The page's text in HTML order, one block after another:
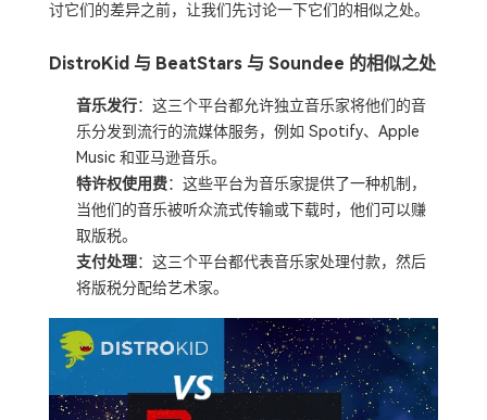
讨它们的差异之前，让我们先讨论一下它们的相似之处。
DistroKid 与 BeatStars 与 Soundee 的相似之处
音乐发行：这三个平台都允许独立音乐家将他们的音
乐分发到流行的流媒体服务，例如 Spotify、Apple
Music 和亚马逊音乐。
特许权使用费：这些平台为音乐家提供了一种机制，
当他们的音乐被听众流式传输或下载时，他们可以赚
取版税。
支付处理：这三个平台都代表音乐家处理付款，然后
将版税分配给艺术家。